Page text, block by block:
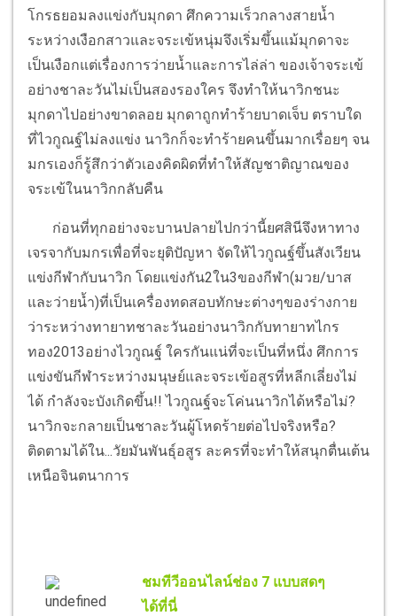
โกรธยอมลงแข่งกับมุกดา ศึกความเร็วกลางสายน้ำ
ระหว่างเงือกสาวและจระเข้หนุ่มจึงเริ่มขึ้นแม้มุกดาจะ
เป็นเงือกแต่เรื่องการว่ายน้ำและการไล่ล่า ของเจ้าจระเข้
อย่างชาละวันไม่เป็นสองรองใคร จึงทำให้นาวิกชนะ
มุกดาไปอย่างขาดลอย มุกดาถูกทำร้ายบาดเจ็บ ตราบใด
ที่ไวกูณฐ์ไม่ลงแข่ง นาวิกก็จะทำร้ายคนขึ้นมากเรื่อยๆ จน
มกรเองก็รู้สึกว่าตัวเองคิดผิดที่ทำให้สัญชาติญาณของ
จระเข้ในนาวิกกลับคืน
ก่อนที่ทุกอย่างจะบานปลายไปกว่านี้ยศสินีจึงหาทาง
เจรจากับมกรเพื่อที่จะยุติปัญหา จัดให้ไวกูณฐ์ขึ้นสังเวียน
แข่งกีฬากับนาวิก โดยแข่งกัน2ใน3ของกีฬา(มวย/บาส
และว่ายน้ำ)ที่เป็นเครื่องทดสอบทักษะต่างๆของร่างกาย
ว่าระหว่างทายาทชาละวันอย่างนาวิกกับทายาทไกร
ทอง2013อย่างไวกูณฐ์ ใครกันแน่ที่จะเป็นที่หนึ่ง ศึกการ
แข่งขันกีฬาระหว่างมนุษย์และจระเข้อสูรที่หลีกเลี่ยงไม่
ได้ กำลังจะบังเกิดขึ้น!! ไวกูณฐ์จะโค่นนาวิกได้หรือไม่?
นาวิกจะกลายเป็นชาละวันผู้โหดร้ายต่อไปจริงหรือ?
ติดตามได้ใน...วัยมันพันธุ์อสูร ละครที่จะทำให้สนุกตื่นเต้น
เหนือจินตนาการ
ชมทีวีออนไลน์ช่อง 7 แบบสดๆ
ได้ที่นี่